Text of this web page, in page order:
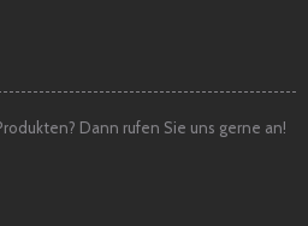
Dann rufen Sie uns gerne an!